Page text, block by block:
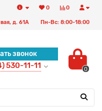
0
0
д. 61А Пн-Вс: 8:00-18:00
звонок
530-11-11 0